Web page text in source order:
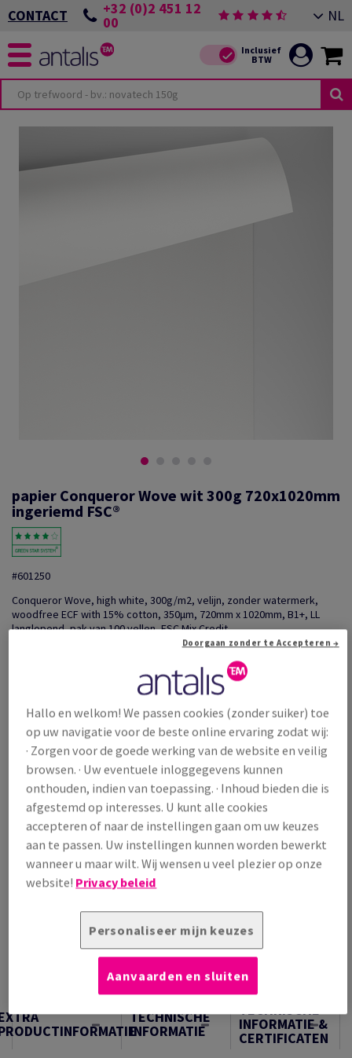
CONTACT +32 (0)2 451 12
00 NL
papier Conqueror Wove wit 300g 720x1020mm
ingeriemd FSC®
#601250
Conqueror Wove, high white, 300g/m2, velijn, zonder watermerk,
woodfree ECF with 15% cotton, 350µm, 720mm x 1020mm, B1+, LL
langlopend, pak van 100 vellen, FSC Mix Credit
Delen via e-mail
/ 1 000 Vel
(220 kg )
VERWACHTE LEVERING 10/08/2026
Verpakkingsaantallen
Pak
− +
Artikel snijden
Samples
TECHNISCHE
INFORMATIE
TECHNISCHE
INFORMATIE &
CERTIFICATEN
Hallo en welkom! We passen cookies (zonder suiker) toe
op uw navigatie voor de beste online ervaring zodat wij:
· Zorgen voor de goede werking van de website en veilig
browsen. · Uw eventuele inloggegevens kunnen
onthouden, indien van toepassing. · Inhoud bieden die is
afgestemd op interesses. U kunt alle cookies
accepteren of naar de instellingen gaan om uw keuzes
aan te passen. Uw instellingen kunnen worden bewerkt
wanneer u maar wilt. Wij wensen u veel plezier op onze
website! Privacy beleid
Personaliseer mijn keuzes
Doorgaan zonder te Accepteren →
Aanvaarden en sluiten